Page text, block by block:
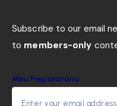
Subscribe to our email
to members-only
Meu Preparatório